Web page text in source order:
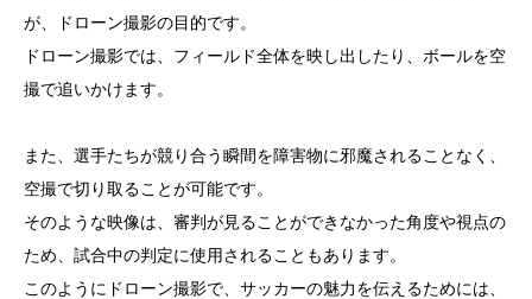
が、ドローン撮影の目的です。
ドローン撮影では、フィールド全体を映し出したり、ボールを空
撮で追いかけます。
また、選手たちが競り合う瞬間を障害物に邪魔されることなく、
空撮で切り取ることが可能です。
そのような映像は、審判が見ることができなかった角度や視点の
ため、試合中の判定に使用されることもあります。
このようにドローン撮影で、サッカーの魅力を伝えるためには、